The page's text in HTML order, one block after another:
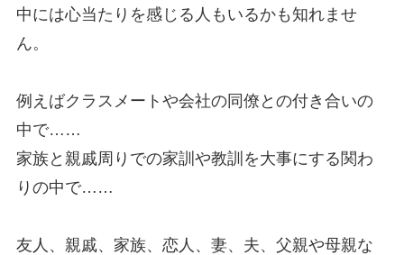
中には心当たりを感じる人もいるかも知れませ
ん。
例えばクラスメートや会社の同僚との付き合いの
中で……
家族と親戚周りでの家訓や教訓を大事にする関わ
りの中で……
友人、親戚、家族、恋人、妻、夫、父親や母親な